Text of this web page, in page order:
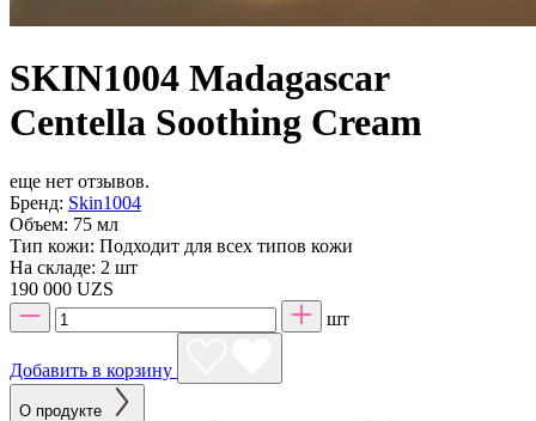
SKIN1004 Madagascar
Centella Soothing Cream
еще нет отзывов.
Бренд: Skin1004
Объем: 75 мл
Тип кожи: Подходит для всех типов кожи
На складе: 2 шт
190 000 UZS
шт
Добавить в корзину
О продукте